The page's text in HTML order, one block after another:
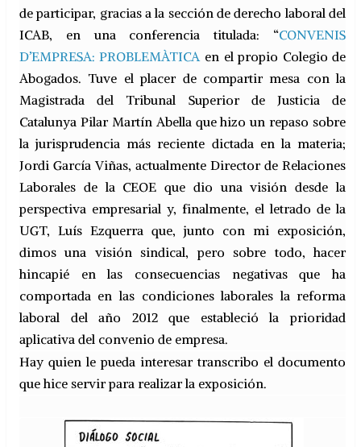
de participar, gracias a la sección de derecho laboral del
ICAB, en una conferencia titulada: “CONVENIS
D’EMPRESA: PROBLEMÀTICA en el propio Colegio de
Abogados. Tuve el placer de compartir mesa con la
Magistrada del Tribunal Superior de Justicia de
Catalunya Pilar Martín Abella que hizo un repaso sobre
la jurisprudencia más reciente dictada en la materia;
Jordi García Viñas, actualmente Director de Relaciones
Laborales de la CEOE que dio una visión desde la
perspectiva empresarial y, finalmente, el letrado de la
UGT, Luís Ezquerra que, junto con mi exposición,
dimos una visión sindical, pero sobre todo, hacer
hincapié en las consecuencias negativas que ha
comportada en las condiciones laborales la reforma
laboral del año 2012 que estableció la prioridad
aplicativa del convenio de empresa.
Hay quien le pueda interesar transcribo el documento
que hice servir para realizar la exposición.